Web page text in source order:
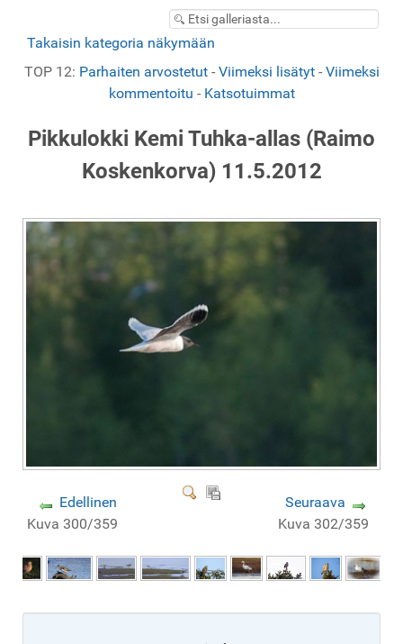
Takaisin kategoria näkymään
TOP 12: Parhaiten arvostetut- Viimeksi lisätyt- Viimeksi
kommentoitu - Katsotuimmat
Pikkulokki Kemi Tuhka-allas (Raimo
Koskenkorva) 11.5.2012
Edellinen
Kuva 300/359
Seuraava
Kuva 302/359